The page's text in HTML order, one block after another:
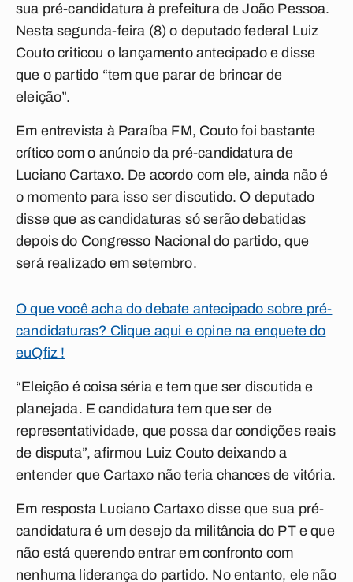
sua pré-candidatura à prefeitura de João Pessoa.
Nesta segunda-feira (8) o deputado federal Luiz
Couto criticou o lançamento antecipado e disse
que o partido “tem que parar de brincar de
eleição”.
Em entrevista à Paraíba FM, Couto foi bastante
crítico com o anúncio da pré-candidatura de
Luciano Cartaxo. De acordo com ele, ainda não é
o momento para isso ser discutido. O deputado
disse que as candidaturas só serão debatidas
depois do Congresso Nacional do partido, que
será realizado em setembro.
O que você acha do debate antecipado sobre pré-
candidaturas? Clique aqui e opine na enquete do
euQfiz !
“Eleição é coisa séria e tem que ser discutida e
planejada. E candidatura tem que ser de
representatividade, que possa dar condições reais
de disputa”, afirmou Luiz Couto deixando a
entender que Cartaxo não teria chances de vitória.
Em resposta Luciano Cartaxo disse que sua pré-
candidatura é um desejo da militância do PT e que
não está querendo entrar em confronto com
nenhuma liderança do partido. No entanto, ele não